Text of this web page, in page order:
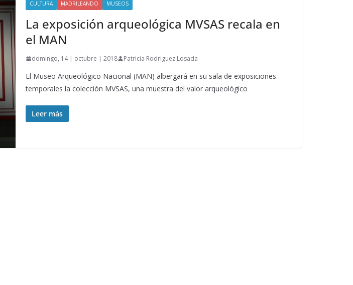
CULTURA MADRILEANDO MUSEOS
La exposición arqueológica MVSAS recala en
el MAN
domingo, 14 | octubre | 2018 Patricia Rodriguez Losada
El Museo Arqueológico Nacional (MAN) albergará en su sala de exposiciones
temporales la colección MVSAS, una muestra del valor arqueológico
Leer más